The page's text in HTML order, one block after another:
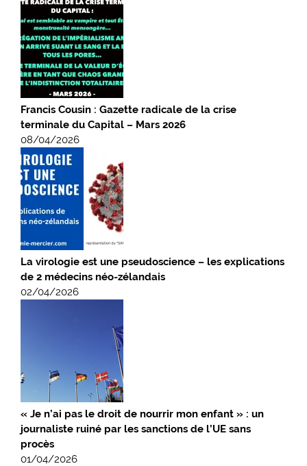
Francis Cousin : Gazette radicale de la crise
terminale du Capital – Mars 2026
08/04/2026
La virologie est une pseudoscience – les explications
de 2 médecins néo-zélandais
02/04/2026
« Je n’ai pas le droit de nourrir mon enfant » : un
journaliste ruiné par les sanctions de l’UE sans
procès
01/04/2026